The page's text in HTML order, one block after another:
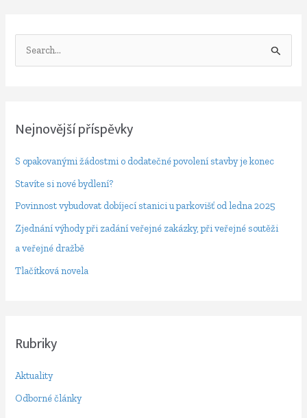
y
e
a
t
p
r
Nejnovější příspěvky
S opakovanými žádostmi o dodatečné povolení stavby je konec
Stavíte si nové bydlení?
Povinnost vybudovat dobíjecí stanici u parkovišť od ledna 2025
Zjednání výhody při zadání veřejné zakázky, při veřejné soutěži
a veřejné dražbě
Tlačítková novela
Rubriky
Aktuality
Odborné články